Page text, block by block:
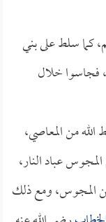
سلط على بني
فجاسوا خلال
من المعاصي،
عباد النار،
المجوس، ومع ذلك